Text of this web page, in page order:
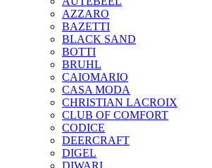
AZZARO
BAZETTI
BLACK SAND
BOTTI
BRUHL
CAIOMARIO
CASA MODA
CHRISTIAN LACROIX
CLUB OF COMFORT
CODICE
DEERCRAFT
DIGEL